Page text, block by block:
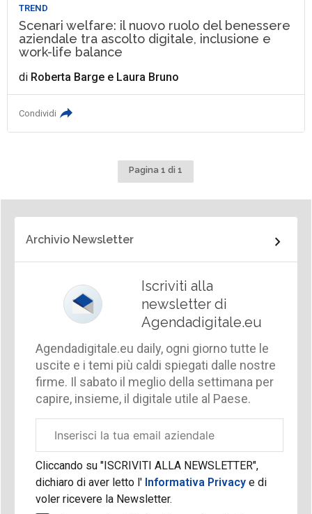
TREND
Scenari welfare: il nuovo ruolo del benessere
aziendale tra ascolto digitale, inclusione e
work-life balance
di Roberta Barge e Laura Bruno
Condividi
Pagina 1 di 1
Archivio Newsletter
Iscriviti alla
newsletter di
Agendadigitale.eu
Agendadigitale.eu daily, ogni giorno tutte le
uscite e i temi più caldi spiegati dalle nostre
firme. Il sabato il meglio della settimana per
capire, insieme, il digitale utile al Paese.
aziendale
Cliccando su "ISCRIVITI ALLA NEWSLETTER",
dichiaro di aver letto l'Informativa Privacy e di
voler ricevere la Newsletter.